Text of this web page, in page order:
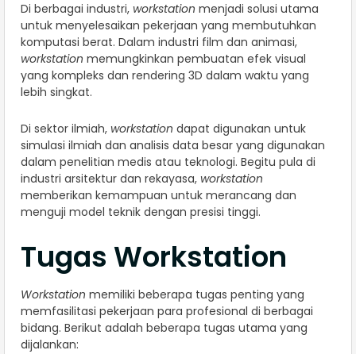
Di berbagai industri, workstation menjadi solusi utama
untuk menyelesaikan pekerjaan yang membutuhkan
komputasi berat. Dalam industri film dan animasi,
workstation memungkinkan pembuatan efek visual
yang kompleks dan rendering 3D dalam waktu yang
lebih singkat.
Di sektor ilmiah, workstation dapat digunakan untuk
simulasi ilmiah dan analisis data besar yang digunakan
dalam penelitian medis atau teknologi. Begitu pula di
industri arsitektur dan rekayasa, workstation
memberikan kemampuan untuk merancang dan
menguji model teknik dengan presisi tinggi.
Tugas Workstation
Workstation memiliki beberapa tugas penting yang
memfasilitasi pekerjaan para profesional di berbagai
bidang. Berikut adalah beberapa tugas utama yang
dijalankan: